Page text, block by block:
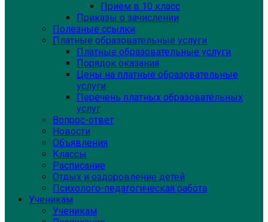
Приём в 10 класс
Приказы о зачислении
Полезные ссылки
Платные образовательные услуги
Платные образовательные услуги
Порядок оказания
Цены на платные образовательные
услуги
Перечень платных образовательных
услуг
Вопрос-ответ
Новости
Объявления
Классы
Расписание
Отдых и оздоровление детей
Психолого-педагогическая работа
Ученикам
Ученикам